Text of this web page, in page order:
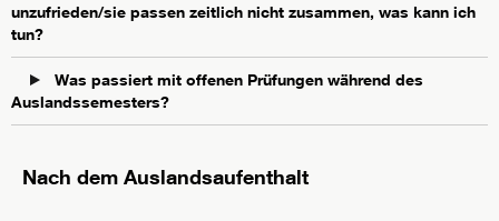
unzufrieden/sie passen zeitlich nicht zusammen, was kann ich
tun?
Was passiert mit offenen Prüfungen während des
Auslandssemesters?
Nach dem Auslandsaufenthalt